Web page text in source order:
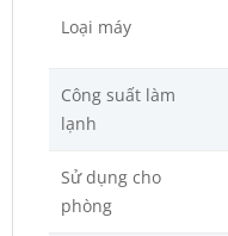
Loại máy
Công suất làm
lạnh
Sử dụng cho
phòng